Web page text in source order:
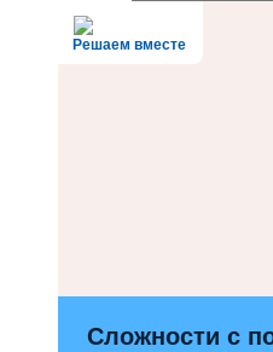
Решаем вместе
Сложности с